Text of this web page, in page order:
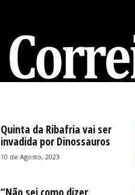
Quinta da Ribafria vai ser
invadida por Dinossauros
10 de Agosto, 2023
“Não sei como dizer,